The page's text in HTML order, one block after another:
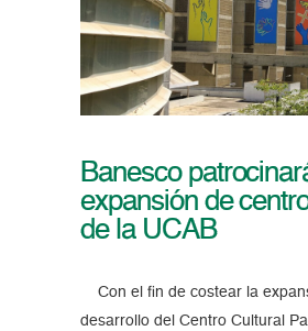
Banesco
expansión de
de la UCAB
Con el fin de costear la
desarrollo del Centro Cultural